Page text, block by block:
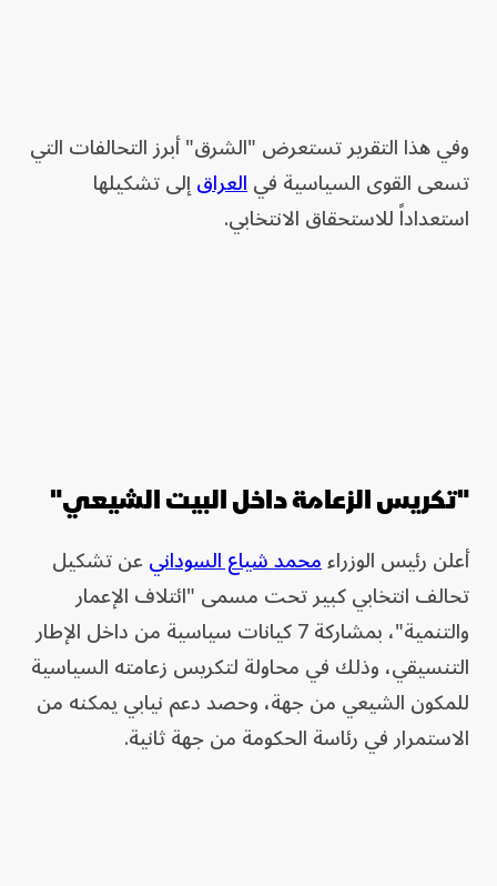
وفي هذا التقرير تستعرض "الشرق" أبرز التحالفات التي
تسعى القوى السياسية فيالعراقإلى تشكيلها
استعداداً للاستحقاق الانتخابي.
"تكريس الزعامة داخل البيت الشيعي"
أعلن رئيس الوزراءمحمد شياع السودانيعن تشكيل
تحالف انتخابي كبير تحت مسمى "ائتلاف الإعمار
والتنمية"، بمشاركة 7 كيانات سياسية من داخل الإطار
التنسيقي، وذلك في محاولة لتكريس زعامته السياسية
للمكون الشيعي من جهة، وحصد دعم نيابي يمكنه من
الاستمرار في رئاسة الحكومة من جهة ثانية.